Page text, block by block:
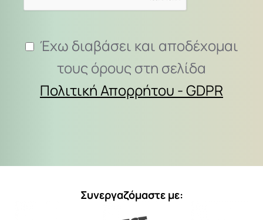
Έχω διαβάσει και αποδέχομαι
τους όρους στη σελίδα
Πολιτική Απορρήτου - GDPR
Συνεργαζόμαστε με: